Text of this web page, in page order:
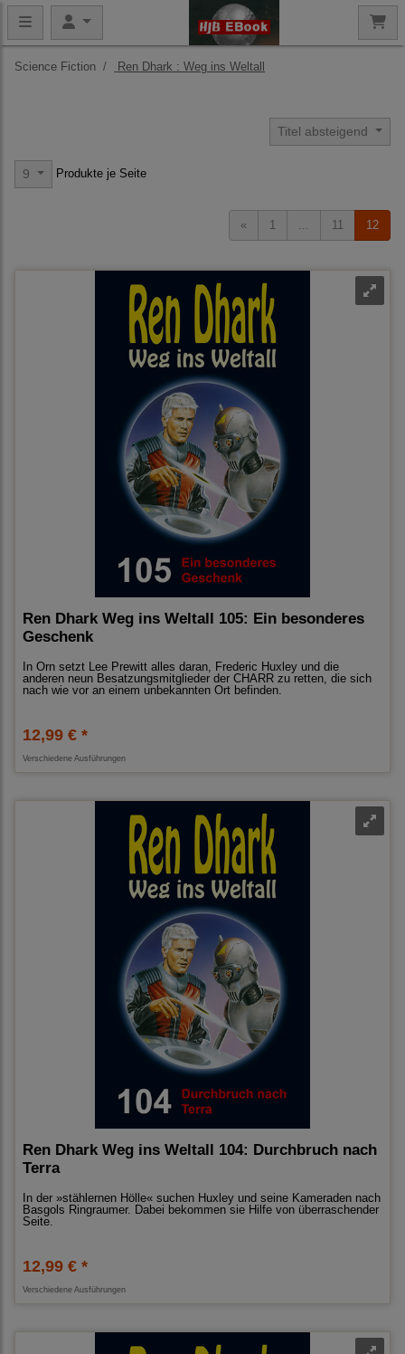
Science Fiction Ren Dhark : Weg ins Weltall
Titel absteigend
9 Produkte je Seite
« 1 ... 11 12
Ren Dhark Weg ins Weltall 105: Ein besonderes
Geschenk
In Orn setzt Lee Prewitt alles daran, Frederic Huxley und die
anderen neun Besatzungsmitglieder der CHARR zu retten, die sich
nach wie vor an einem unbekannten Ort befinden.
12,99 € *
Verschiedene Ausführungen
Ren Dhark Weg ins Weltall 104: Durchbruch nach
Terra
In der »stählernen Hölle« suchen Huxley und seine Kameraden nach
Basgols Ringraumer. Dabei bekommen sie Hilfe von überraschender
Seite.
12,99 € *
Verschiedene Ausführungen